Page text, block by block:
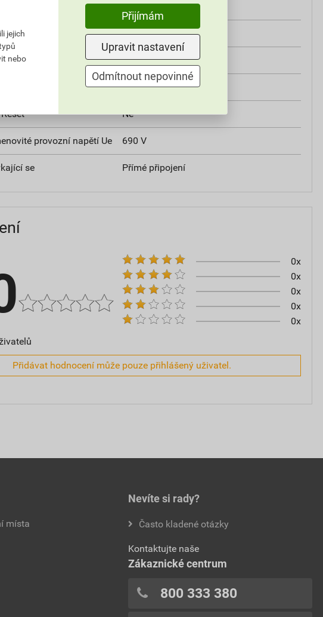
80A
Třída 10 A
funkce Ano
Ano
Ne
provozní napětí Ue 690 V
se Přímé připojení
0x
0x
0x
0x
0x
Přidávat hodnocení může pouze přihlášený uživatel.
místa
Nevíte si rady?
Často kladené otázky
Kontaktujte naše
Zákaznické centrum
800 333 380
jejich
nebo
Přijímám
Upravit nastavení
Odmítnout nepovinné